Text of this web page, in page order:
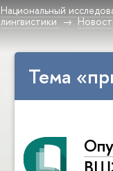
Национальный
лингвистики
Тема